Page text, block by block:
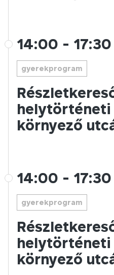
14:00 - 17:30
gyerekprogram
helytörténeti
környező
14:00 - 17:30
gyerekprogram
helytörténeti
környező